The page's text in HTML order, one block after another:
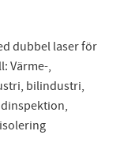
dubbel laser för
Värme-,
bilindustri,